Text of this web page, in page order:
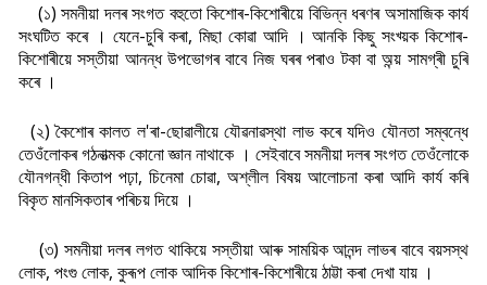
(১) সমনীয়া দলৰ সংগত বহুতো কিশোৰ-কিশোৰীয়ে বিভিন্ন ধৰণৰ অসামাজিক কাৰ্য
সংঘটিত কৰে । যেনে-চুৰি কৰা, মিছা কোৱা আদি । আনকি কিছু সংখ্য়ক কিশোৰ-
কিশোৰীয়ে সস্তীয়া আনন্ধ উপভোগৰ বাবে নিজ ঘৰৰ পৰাও টকা বা অন্য় সামগ্ৰী চুৰি
কৰে ।
(২) কৈশোৰ কালত ল'ৰা-ছোৱালীয়ে যৌৱনাৱস্থা লাভ কৰে যদিও যৌনতা সম্বন্ধে
তেওঁলোকৰ গঠনাত্মক কোনো জ্ঞান নাথাকে । সেইবাবে সমনীয়া দলৰ সংগত তেওঁলোকে
যৌনগন্ধী কিতাপ পঢ়া, চিনেমা চোৱা, অশ্লীল বিষয় আলোচনা কৰা আদি কাৰ্য কৰি
বিকৃত মানসিকতাৰ পৰিচয় দিয়ে ।
(৩) সমনীয়া দলৰ লগত থাকিয়ে সস্তীয়া আৰু সাময়িক আনন্দ লাভৰ বাবে বয়সস্থ
লোক, পংগু লোক, কুৰূপ লোক আদিক কিশোৰ-কিশোৰীয়ে ঠাট্টা কৰা দেখা যায় ।